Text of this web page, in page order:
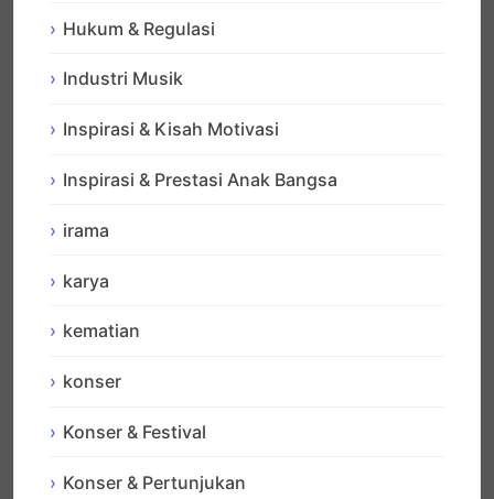
Hukum & Regulasi
Industri Musik
Inspirasi & Kisah Motivasi
Inspirasi & Prestasi Anak Bangsa
irama
karya
kematian
konser
Konser & Festival
Konser & Pertunjukan